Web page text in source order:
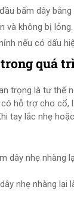
bấm dây
và không bị lỏng.
nếu có dấu
quá
trọng là tư thế
hỗ trợ cho cổ,
tay lắc nhẹ
nhẹ nhàng lại